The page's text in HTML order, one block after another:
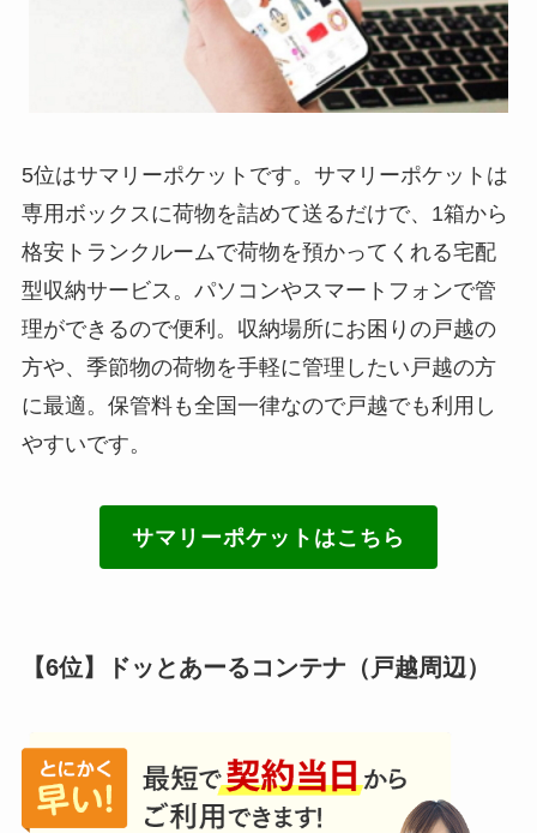
5位はサマリーポケットです。サマリーポケットは
専用ボックスに荷物を詰めて送るだけで、1箱から
格安トランクルームで荷物を預かってくれる宅配
型収納サービス。パソコンやスマートフォンで管
理ができるので便利。収納場所にお困りの戸越の
方や、季節物の荷物を手軽に管理したい戸越の方
に最適。保管料も全国一律なので戸越でも利用し
やすいです。
サマリーポケットはこちら
【6位】ドッとあーるコンテナ（戸越周辺）